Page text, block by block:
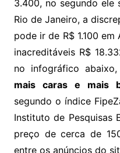
3.400, no segundo ele
Rio de Janeiro, a
pode ir de R$ 1.100
inacreditáveis R$
no infográfico
mais caras e mais
segundo o índice
Instituto de Pesquisas
preço de cerca de
entre os anúncios do